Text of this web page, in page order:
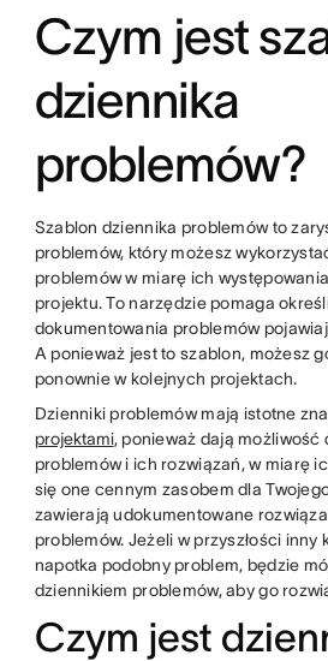
Czym jest
dziennika
problemów?
Szablon dziennika problemów to
problemów, który możesz
problemów w miarę ich
projektu. To narzędzie pomaga
dokumentowania problemów
A ponieważ jest to szablon, możesz
ponownie w kolejnych projektach.
Dzienniki problemów mają istotne
projektami, ponieważ dają możliwość
problemów i ich rozwiązań, w miarę
się one cennym zasobem dla
zawierają udokumentowane
problemów. Jeżeli w przyszłości inny
napotka podobny problem, będzie
dziennikiem problemów, aby go
Czym jest